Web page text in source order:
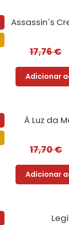
17,76€
Adicionar
À Luz da
17,70€
Adicionar